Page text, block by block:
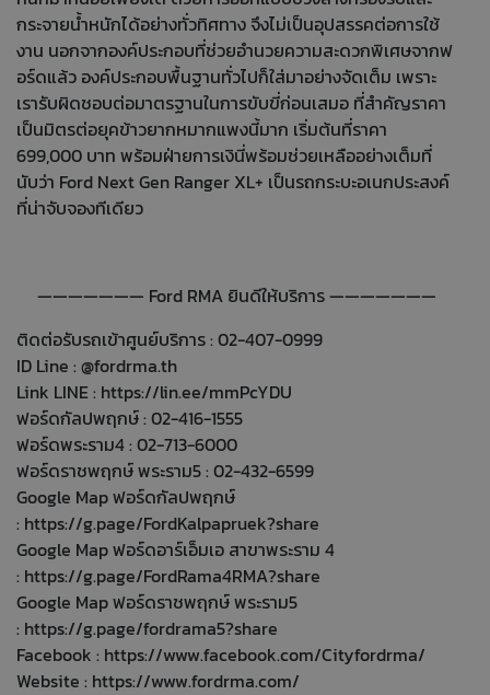
กระจายน้ำหนักได้อย่างทั่วทิศทาง จึงไม่เป็นอุปสรรคต่อการใช้
งาน นอกจากองค์ประกอบที่ช่วยอำนวยความสะดวกพิเศษจากฟ
อร์ดแล้ว องค์ประกอบพื้นฐานทั่วไปก็ใส่มาอย่างจัดเต็ม เพราะ
เรารับผิดชอบต่อมาตรฐานในการขับขี่ก่อนเสมอ ที่สำคัญราคา
เป็นมิตรต่อยุคข้าวยากหมากแพงนี้มาก เริ่มต้นที่ราคา
699,000 บาท พร้อมฝ่ายการเงินี่พร้อมช่วยเหลืออย่างเต็มที่
นับว่า Ford Next Gen Ranger XL+ เป็นรถกระบะอเนกประสงค์
ที่น่าจับจองทีเดียว
——————— Ford RMA ยินดีให้บริการ ———————
ติดต่อรับรถเข้าศูนย์บริการ : 02-407-0999
ID Line : @fordrma.th
Link LINE : https://lin.ee/mmPcYDU
ฟอร์ดกัลปพฤกษ์ : 02-416-1555
ฟอร์ดพระราม4 : 02-713-6000
ฟอร์ดราชพฤกษ์ พระราม5 : 02-432-6599
Google Map ฟอร์ดกัลปพฤกษ์
: https://g.page/FordKalpapruek?share
Google Map ฟอร์ดอาร์เอ็มเอ สาขาพระราม 4
: https://g.page/FordRama4RMA?share
Google Map ฟอร์ดราชพฤกษ์ พระราม5
: https://g.page/fordrama5?share
Facebook : https://www.facebook.com/Cityfordrma/
Website : https://www.fordrma.com/